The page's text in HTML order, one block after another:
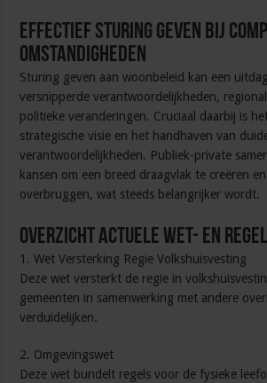
Effectief sturing geven bij
omstandigheden
Sturing geven aan woonbeleid kan een
versnipperde verantwoordelijkheden,
politieke veranderingen. Cruciaal daarbij is
strategische visie en het handhaven van
verantwoordelijkheden. Publiek-private
kansen om een breed draagvlak te creëren
overbruggen, wat steeds belangrijker wordt.
Overzicht Actuele Wet- en
1. Wet Versterking Regie Volkshuisvesting
Deze wet versterkt de regie in
gemeenten in samenwerking met andere
verduidelijken.
2. Omgevingswet
Deze wet bundelt regels voor de fysieke